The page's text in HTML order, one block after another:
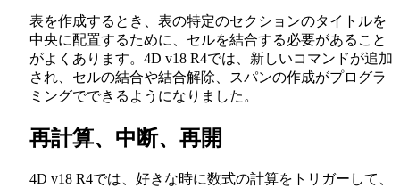
表を作成するとき、表の特定のセクションのタイトルを
中央に配置するために、セルを結合する必要があること
がよくあります。4D v18 R4では、新しいコマンドが追加
され、セルの結合や結合解除、スパンの作成がプログラ
ミングでできるようになりました。
再計算、中断、再開
4D v18 R4では、好きな時に数式の計算をトリガーして、